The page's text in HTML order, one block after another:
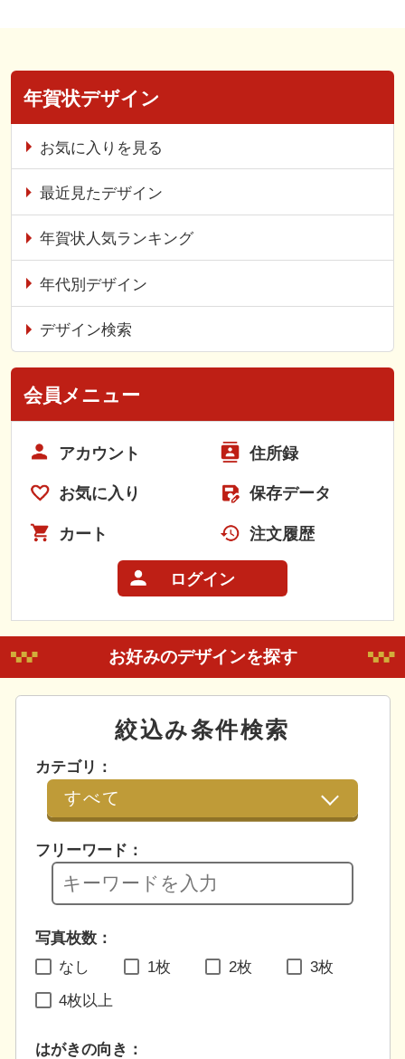
年賀状デザイン
お気に入りを見る
最近見たデザイン
年賀状人気ランキング
年代別デザイン
デザイン検索
会員メニュー
アカウント 住所録
お気に入り 保存データ
カート 注文履歴
ログイン
お好みのデザインを探す
絞込み条件検索
カテゴリ：
フリーワード：
写真枚数：
なし
1枚 2枚 3枚
4枚以上
はがきの向き：